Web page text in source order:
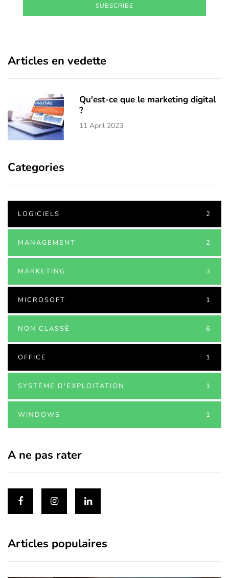
SUBSCRIBE
Articles en vedette
Qu'est-ce que le marketing digital
?
11 April 2023
Categories
LOGICIELS 2
MANAGEMENT 2
MARKETING 3
MICROSOFT 1
NON CLASSÉ 6
OFFICE 1
SYSTÈME D'EXPLOITATION 1
WINDOWS 1
A ne pas rater
Articles populaires